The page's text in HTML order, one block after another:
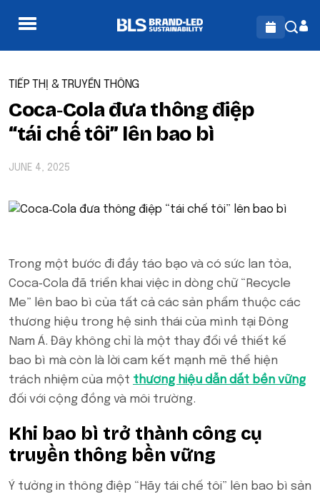
TIẾP THỊ & TRUYỀN THÔNG
Coca‑Cola đưa thông điệp
“tái chế tôi” lên bao bì
JUNE 4, 2025
Trong một bước đi đầy táo bạo và có sức lan tỏa,
Coca‑Cola đã triển khai việc in dòng chữ “Recycle
Me” lên bao bì của tất cả các sản phẩm thuộc các
thương hiệu trong hệ sinh thái của mình tại Đông
Nam Á. Đây không chỉ là một thay đổi về thiết kế
bao bì mà còn là lời cam kết mạnh mẽ thể hiện
trách nhiệm của một thương hiệu dẫn dắt bền vững
đối với cộng đồng và môi trường.
Khi bao bì trở thành công cụ
truyền thông bền vững
Ý tưởng in thông điệp “Hãy tái chế tôi” lên bao bì sản